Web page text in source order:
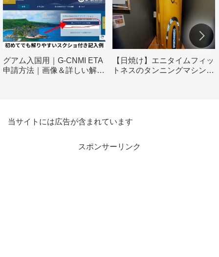
グアム入国用｜G-CNMI ETA
申請方法｜画像＆詳しい解説
【日焼け】エニタイムフィッ
トネスのタンニングマシン使
当サイトには広告が含まれています
スポンサーリンク